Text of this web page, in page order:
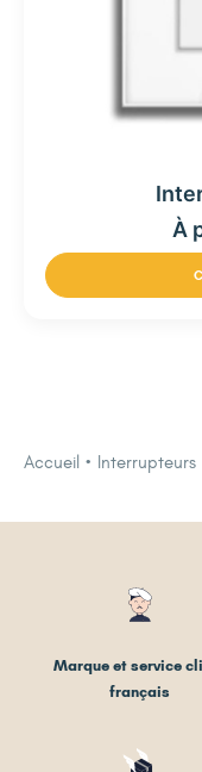
À
Accueil Interrupteurs
Marque et service
français